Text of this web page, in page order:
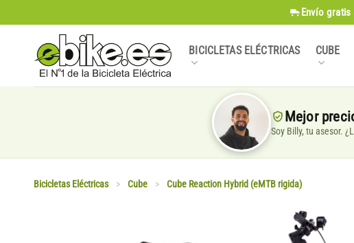
al
contenido
Envío gratis
BICICLETAS ELÉCTRICAS CUBE
Mejor
Soy Billy, tu asesor.
Bicicletas Eléctricas > Cube > Cube Reaction Hybrid (eMTB rigida)